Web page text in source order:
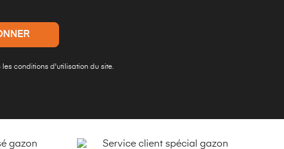
conditions d'utilisation du site.